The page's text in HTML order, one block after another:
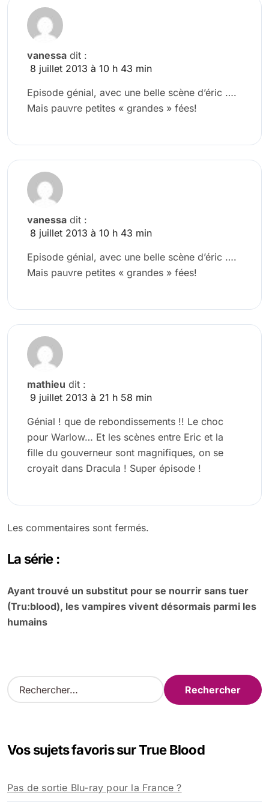
vanessa dit :
8 juillet 2013 à 10 h 43 min
Episode génial, avec une belle scène d’éric ….
Mais pauvre petites « grandes » fées!
vanessa dit :
8 juillet 2013 à 10 h 43 min
Episode génial, avec une belle scène d’éric ….
Mais pauvre petites « grandes » fées!
mathieu dit :
9 juillet 2013 à 21 h 58 min
Génial ! que de rebondissements !! Le choc
pour Warlow… Et les scènes entre Eric et la
fille du gouverneur sont magnifiques, on se
croyait dans Dracula ! Super épisode !
Les commentaires sont fermés.
La série :
Ayant trouvé un substitut pour se nourrir sans tuer
(Tru:blood), les vampires vivent désormais parmi les
humains
R
e
r
e
r
Vos sujets favoris sur True Blood
Pas de sortie Blu-ray pour la France ?